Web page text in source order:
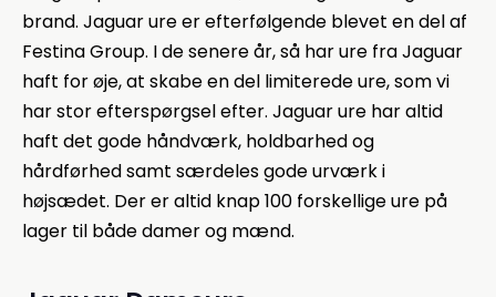
brand. Jaguar ure er efterfølgende blevet en del af
Festina Group. I de senere år, så har ure fra Jaguar
haft for øje, at skabe en del limiterede ure, som vi
har stor efterspørgsel efter. Jaguar ure har altid
haft det gode håndværk, holdbarhed og
hårdførhed samt særdeles gode urværk i
højsædet. Der er altid knap 100 forskellige ure på
lager til både damer og mænd.